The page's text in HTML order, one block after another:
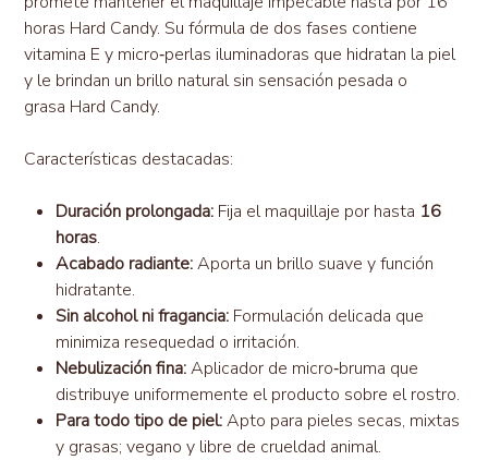
horas Hard Candy. Su fórmula de dos fases contiene
vitamina E y micro‑perlas iluminadoras que hidratan la piel
y le brindan un brillo natural sin sensación pesada o
grasa Hard Candy.
Características destacadas:
Duración prolongada: Fija el maquillaje por hasta 16
horas.
Acabado radiante:Aporta un brillo suave y función
hidratante.
Sin alcohol ni fragancia: Formulación delicada que
minimiza resequedad o irritación.
Nebulización fina:Aplicador de micro‑bruma que
distribuye uniformemente el producto sobre el rostro.
Para todo tipo de piel:Apto para pieles secas, mixtas
y grasas; vegano y libre de crueldad animal.